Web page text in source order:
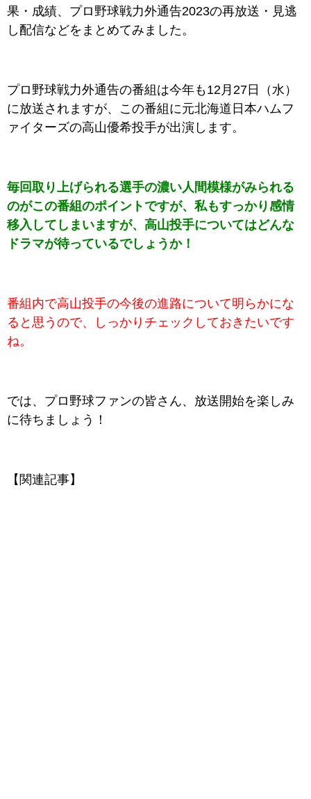
果・成績、プロ野球戦力外通告2023の再放送・見逃
し配信などを まとめてみました。
プロ野球戦力外通告の番組は今年も12月27日（水）
に放送されますが、この番組に元北海道日本ハムフ
ァイターズの高山優希投手が出演します。
毎回取り上げられる選手の濃い人間模様がみられる
のがこの番組のポイントですが、私もすっかり感情
移入してしまいますが、高山投手についてはどんな
ドラマが待っているでしょうか！
番組内で高山投手の今後の進路について明らかにな
ると思うので、しっかりチェックしておきたいです
ね。
では、プロ野球ファンの皆さん、放送開始を楽しみ
に待ちましょう！
【関連記事】